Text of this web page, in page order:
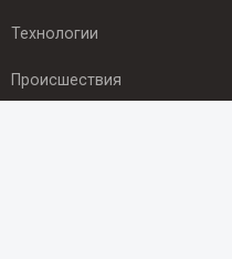
Технологии
Происшествия